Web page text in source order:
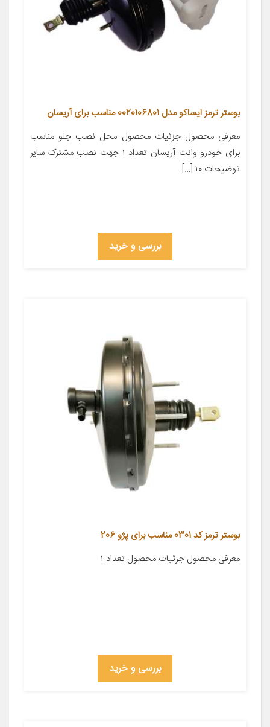
بوستر ترمز ایساکو مدل 0020106801 مناسب برای آریسان
معرفی محصول جزئیات محصول محل نصب جلو مناسب
برای خودرو وانت آریسان تعداد ۱ جهت نصب مشترک سایر
توضیحات ۱۰ […]
بررسی و خرید
بوستر ترمز کد 0301 مناسب برای پژو 206
معرفی محصول جزئیات محصول تعداد ۱
بررسی و خرید